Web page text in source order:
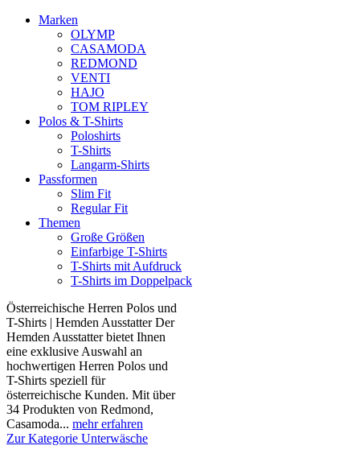
Marken
OLYMP
CASAMODA
REDMOND
VENTI
HAJO
TOM RIPLEY
Polos & T-Shirts
Poloshirts
T-Shirts
Langarm-Shirts
Passformen
Slim Fit
Regular Fit
Themen
Große Größen
Einfarbige T-Shirts
T-Shirts mit Aufdruck
T-Shirts im Doppelpack
Österreichische Herren Polos und
T-Shirts | Hemden Ausstatter Der
Hemden Ausstatter bietet Ihnen
eine exklusive Auswahl an
hochwertigen Herren Polos und
T-Shirts speziell für
österreichische Kunden. Mit über
34 Produkten von Redmond,
Casamoda... mehr erfahren
Zur Kategorie Unterwäsche